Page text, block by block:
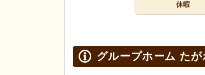
休暇
グループホーム た